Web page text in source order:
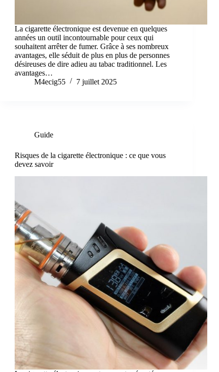
La cigarette électronique est devenue en quelques
années un outil incontournable pour ceux qui
souhaitent arrêter de fumer. Grâce à ses nombreux
avantages, elle séduit de plus en plus de personnes
désireuses de dire adieu au tabac traditionnel. Les
avantages…
M4ecig55
7 juillet 2025
Guide
Risques de la cigarette électronique : ce que vous
devez savoir